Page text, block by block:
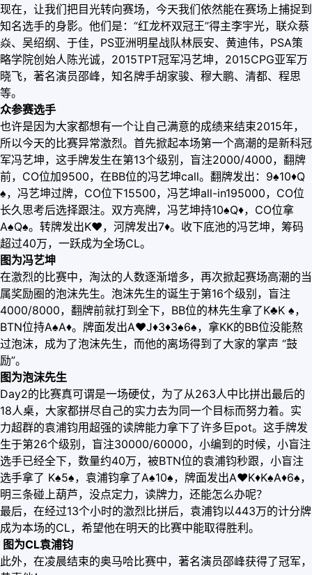
现在，让我们把目光转向赛场，今天我们依然能在赛场上捕捉到
知名选手的身影。他们是：“红龙杯双冠王”得主李宇光，联众蔡
焱、吴绍纲、于佳，PS亚洲明星战队林辰安、黄迪伟，PSA策
略学院创始人陈光诚，2015TPT冠军冯艺坤，2015CPG亚军万
晓飞，著名演员邵峰，知名牌手胡家骏、穆大鹏、清都、程思
等。
众参赛选手
也许是因为大家都想有一个让自己满意的成绩来结束2015年，
所以今天的比赛异常激烈。首先掀起本场第一个高潮的是新科冠
军冯艺坤，这手牌发生在第13个级别，盲注2000/4000，翻牌
前，CO位加9500，在BB位的冯艺坤call。翻牌发出：9♠10♦Q
♠，冯艺坤过牌，CO位下15500，冯艺坤all-in195000，CO位
长久思考后选择跟注。双方亮牌，冯艺坤持10♠Q♦，CO位拿
A♠Q♠。转牌发出K♥，河牌发出7♦。收下底池的冯艺坤，筹码
超过40万，一跃成为全场CL。
图为冯艺坤
在激烈的比赛中，淘汰的人数逐渐增多，再次掀起赛场高潮的当
属奖励圈的泡沫先生。泡沫先生的诞生于第16个级别，盲注
4000/8000，翻牌前就打到全下，BB位的林先生拿了K♣K ♠，
BTN位持A♠A♦。牌面发出A♥J♦3♦3♠6♠，拿KK的BB位没能熬
过泡沫，成为了泡沫先生，而他的离场得到了大家的掌声 “鼓
励”。
图为泡沫先生
Day2的比赛真可谓是一场硬仗，为了从263人中比拼出最后的
18人桌，大家都拼尽自己的实力去为同一个目标而努力着。实
力超群的袁浦钧用超强的读牌能力拿下了许多巨pot。这手牌发
生于第26个级别，盲注30000/60000，小编到的时候，小盲注
选手已经全下，数量约40万，被BTN位的袁浦钧秒跟，小盲注
选手拿了 K♠5♠，袁浦钧拿了A♠10♠，牌面发出A♥K♦K♠A♦6♠，
明三条碰上葫芦，没点定力，读牌力，还能怎么办呢？
最后，在经过13个小时的激烈比拼后，袁浦钧以443万的计分牌
成为本场的CL，希望他在明天的比赛中能取得胜利。
图为CL袁浦钧
此外，在凌晨结束的奥马哈比赛中，著名演员邵峰获得了冠军，